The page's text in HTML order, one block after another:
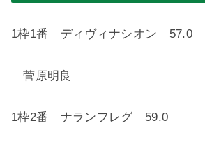
1枠1番 ディヴィナシオン 57.0
菅原明良
1枠2番 ナランフレグ 59.0